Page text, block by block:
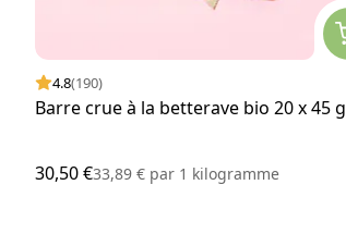
4.8(190)
Barre crue à la betterave bio 20 x 45 g
30,50 €33,89 € par 1 kilogramme